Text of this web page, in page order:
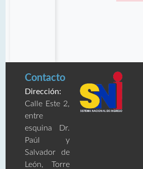
Contacto
Dirección:
Calle Este 2,
entre
esquina Dr.
Paúl y
Salvador de
León, Torre